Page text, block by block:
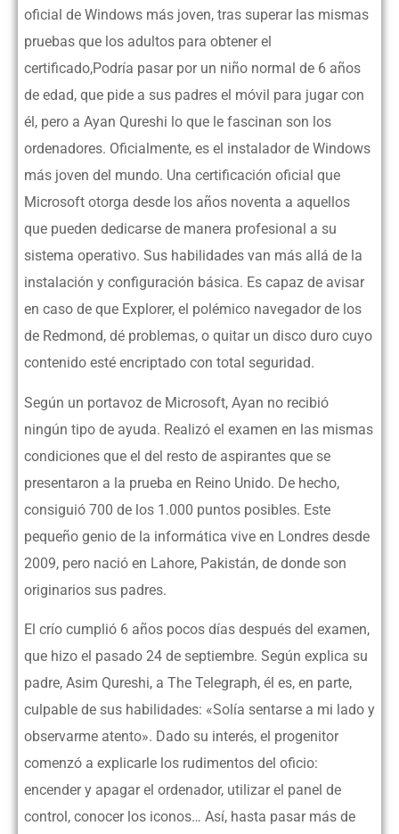
oficial de Windows más joven, tras superar las mismas
pruebas que los adultos para obtener el
certificado,Podría pasar por un niño normal de 6 años
de edad, que pide a sus padres el móvil para jugar con
él, pero a Ayan Qureshi lo que le fascinan son los
ordenadores. Oficialmente, es el instalador de Windows
más joven del mundo. Una certificación oficial que
Microsoft otorga desde los años noventa a aquellos
que pueden dedicarse de manera profesional a su
sistema operativo. Sus habilidades van más allá de la
instalación y configuración básica. Es capaz de avisar
en caso de que Explorer, el polémico navegador de los
de Redmond, dé problemas, o quitar un disco duro cuyo
contenido esté encriptado con total seguridad.
Según un portavoz de Microsoft, Ayan no recibió
ningún tipo de ayuda. Realizó el examen en las mismas
condiciones que el del resto de aspirantes que se
presentaron a la prueba en Reino Unido. De hecho,
consiguió 700 de los 1.000 puntos posibles. Este
pequeño genio de la informática vive en Londres desde
2009, pero nació en Lahore, Pakistán, de donde son
originarios sus padres.
El crío cumplió 6 años pocos días después del examen,
que hizo el pasado 24 de septiembre. Según explica su
padre, Asim Qureshi, a The Telegraph, él es, en parte,
culpable de sus habilidades: «Solía sentarse a mi lado y
observarme atento». Dado su interés, el progenitor
comenzó a explicarle los rudimentos del oficio:
encender y apagar el ordenador, utilizar el panel de
control, conocer los iconos… Así, hasta pasar más de